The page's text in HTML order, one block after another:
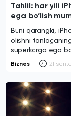
Tahlil: har yili
ega bo‘lish
Buni qarangki,
olishni
superkarga ega
Biznes 21